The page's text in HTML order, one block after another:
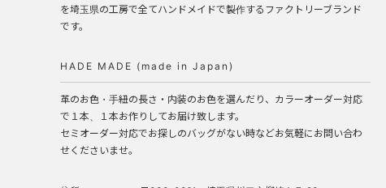
を埼玉県の工房で全てハンドメイドで製作するファクトリーブランド
です。
HADE MADE (made in Japan)
革のお色・手紐の長さ・内装のお色を選んだり、カラーオーダー対応
で１本、１本お作りしてお届け致します。
セミオーダー対応でお探しのバッグがない時などお気軽にお問い合わ
せくださいませ。